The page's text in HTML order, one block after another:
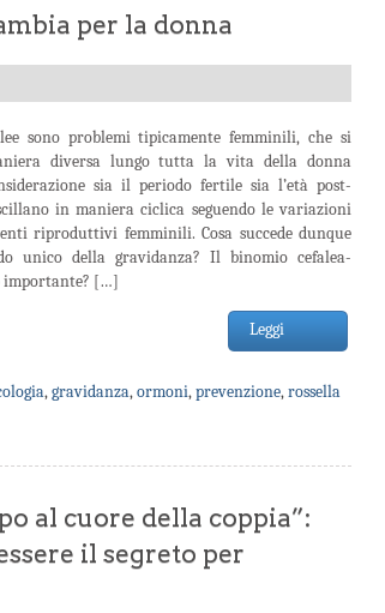
per la donna
sono problemi tipicamente femminili, che si
diversa lungo tutta la vita della donna
sia il periodo fertile sia l’età post-
in maniera ciclica seguendo le variazioni
riproduttivi femminili. Cosa succede dunque
unico della gravidanza? Il binomio cefalea-
importante? […]
Leggi
,gravidanza,ormoni,prevenzione,rossella
al cuore della coppia”:
il segreto per